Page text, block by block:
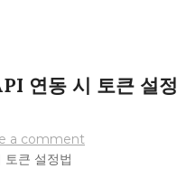
연동 시 토큰 설정
a comment